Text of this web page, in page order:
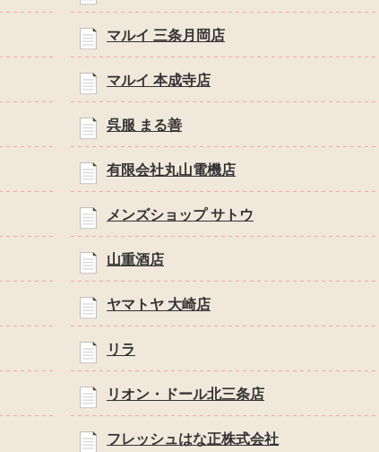
マルイ 三条月岡店
マルイ 本成寺店
呉服 まる善
有限会社丸山電機店
メンズショップ サトウ
山重酒店
ヤマトヤ 大崎店
リラ
リオン・ドール北三条店
フレッシュはな正株式会社